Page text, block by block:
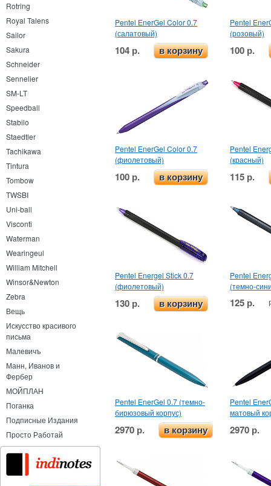
Rotring
Royal Talens
Sailor
Sakura
Schneider
Sennelier
SM-LT
Speedball
Stabilo
Staedtler
Tachikawa
Tintura
Tombow
TWSBI
Uni-ball
Visconti
Waterman
Wearingeul
William Mitchell
Winsor&Newton
Zebra
Вещь
Искусство красивого
письма
Малевичъ
Манн, Иванов и
Фербер
МОЙПЛАН
Поганка
Подписные Издания
Просто Работай
Pentel EnerGel Color 0.7
(салатовый)
104 р. в корзину
Pentel
(розовый)
100 р.
Pentel EnerGel Color 0.7
(фиолетовый)
100 р. в корзину
Pentel
(красный)
115 р.
Pentel Energel Stick 0.7
(фиолетовый)
130 р. в корзину
Pentel
(темно-
125 р.
Pentel EnerGel 0.7 (темно-
бирюзовый корпус)
2970 р. в корзину
Pentel
матовый
2970 р.